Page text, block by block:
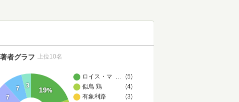
ロイス・マクマスター・ビジョルド
(5)
…
似鳥 鶏
(4)
有象利路
(3)
19%
7
7 3
著者グラフ 上位10名